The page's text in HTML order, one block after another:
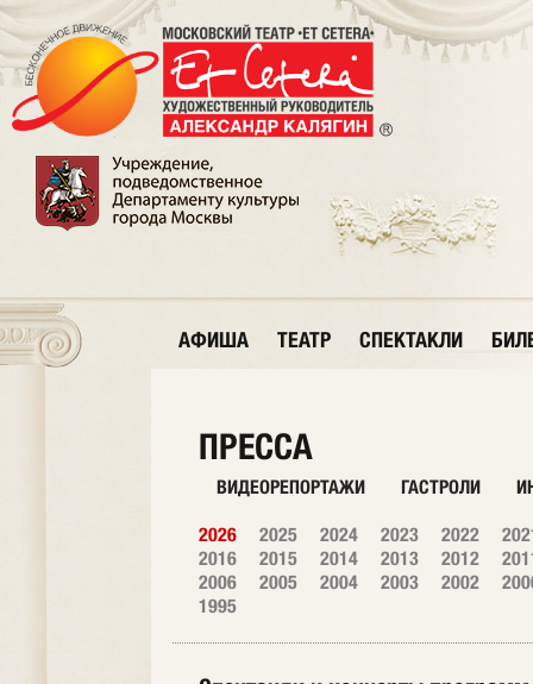
АФИША ТЕАТР СПЕКТАКЛИ
ПРЕССА
ВИДЕОРЕПОРТАЖИ ГАСТРОЛИ
2026 2025 2024 2023 2022
2016
2015 2014 2013 2012
2006
2005 2004 2003 2002
1995